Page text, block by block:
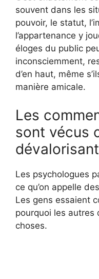
souvent dans les
pouvoir, le statut,
l’appartenance y
éloges du public
inconsciemment,
d’en haut, même
manière amicale.
Les
sont vécus
Les psychologues
ce qu’on appelle
Les gens essaient
pourquoi les
choses.